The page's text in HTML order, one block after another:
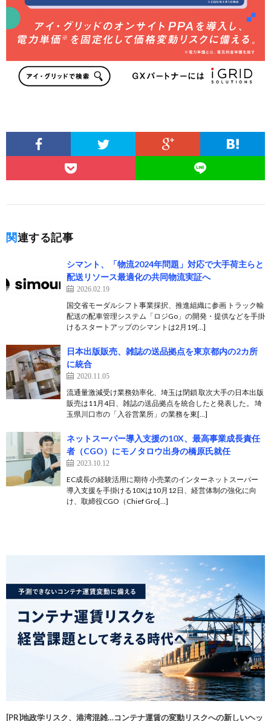
関連する記事
シマント、「物流2024年問題」対応で大手荷主らと
配送リソース最適化の共同物流実証へ
2026.02.19
国交省モーダルシフト事業採択、推進組織に参画 トラック輸
配送の配車管理システム「ロジGo」の開発・提供などを手掛
けるスタートアップのシマントは2月19[…]
日本出版販売、雑誌の送品拠点を東京都内の2カ所
に統合
2020.11.05
流通量激減受け業務効率化、埼玉は閉鎖 取次大手の日本出版
販売は11月4日、雑誌の送品拠点を統合したと発表した。 埼
玉県川口市の「入谷営業所」の業務を東[…]
ネットスーパー導入支援の10X、最高事業成長責任
者（CGO）にモノタロウ出身の橋原氏就任
2023.10.12
EC成長の経験活用に期待 小売業のインターネットスーパー
導入支援を手掛ける10Xは10月12日、経営体制の強化に向
け、取締役CGO（Chief Gro[…]
[PR]地政学リスク、港湾混雑…コンテナ運賃の変動リスクへの新しいヘッ